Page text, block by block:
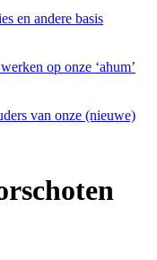
en andere basis
op onze ‘ahum’
van onze (nieuwe)